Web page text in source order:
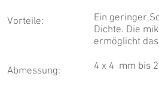
Vorteile:
Abmessung:
Ein geringer
Dichte. Die
ermöglicht
4 x 4 mm bis